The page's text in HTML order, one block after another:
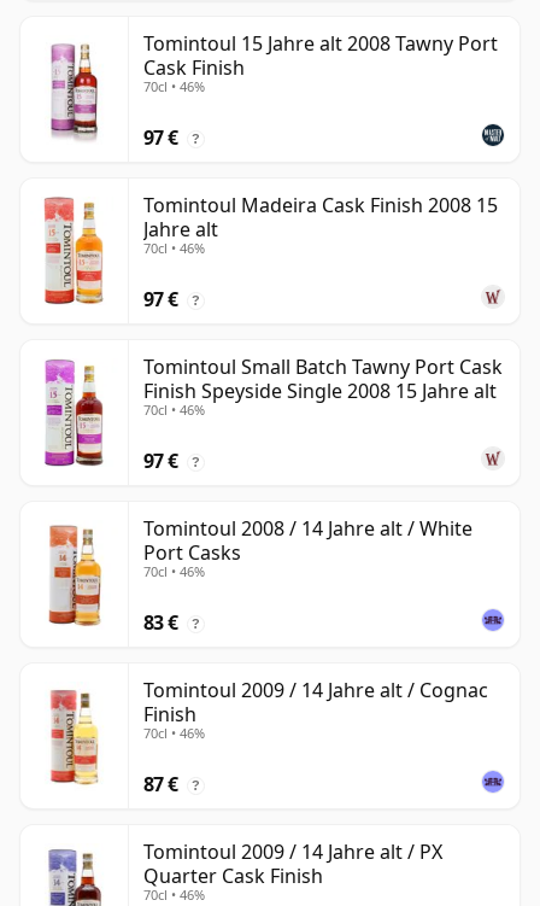
Tomintoul 15 Jahre alt 2008 Tawny Port
Cask Finish
70cl • 46%
97 € ?
Tomintoul Madeira Cask Finish 2008 15
Jahre alt
70cl • 46%
97 € ?
Tomintoul Small Batch Tawny Port Cask
Finish Speyside Single 2008 15 Jahre alt
70cl • 46%
97 € ?
Tomintoul 2008 / 14 Jahre alt / White
Port Casks
70cl • 46%
83 € ?
Tomintoul 2009 / 14 Jahre alt / Cognac
Finish
70cl • 46%
87 € ?
Tomintoul 2009 / 14 Jahre alt / PX
Quarter Cask Finish
70cl • 46%